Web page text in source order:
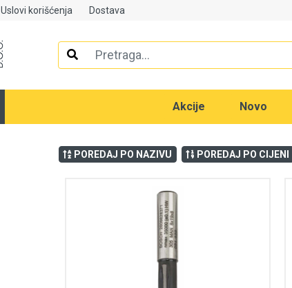
Uslovi korišćenja Dostava
Akcije Novo
POREDAJ PO NAZIVU POREDAJ PO CIJENI